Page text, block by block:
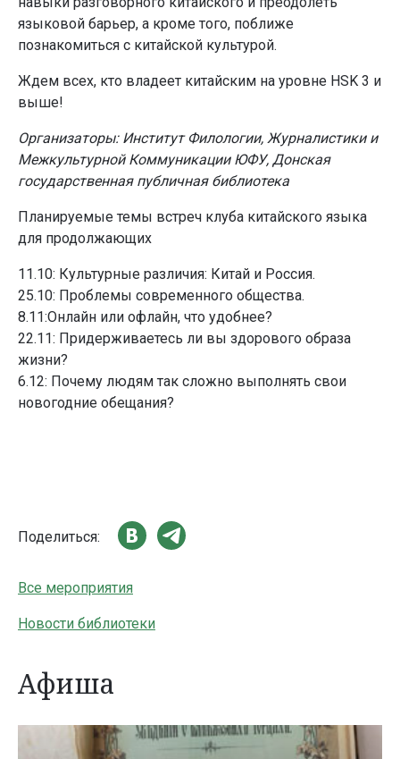
языковой барьер, а кроме того, поближе
познакомиться с китайской культурой.
Ждем всех, кто владеет китайским на уровне HSK 3 и
выше!
Организаторы: Институт Филологии, Журналистики и
Межкультурной Коммуникации ЮФУ, Донская
государственная публичная библиотека
Планируемые темы встреч клуба китайского языка
для продолжающих
11.10: Культурные различия: Китай и Россия.
25.10: Проблемы современного общества.
8.11:Онлайн или офлайн, что удобнее?
22.11: Придерживаетесь ли вы здорового образа
жизни?
6.12: Почему людям так сложно выполнять свои
новогодние обещания?
Поделиться:
Все мероприятия
Новости библиотеки
Афиша